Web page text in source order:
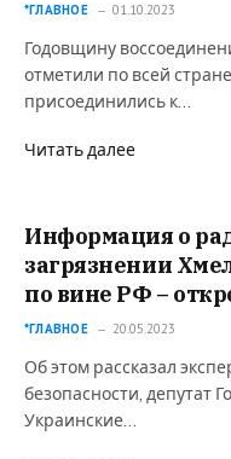
*ГЛАВНОЕ 01.10.2023
Годовщину
отметили по всей
присоединились к…
Читать далее
Информация о
загрязнении
по вине РФ –
*ГЛАВНОЕ 20.05.2023
Об этом рассказал
безопасности, депутат
Украинские…